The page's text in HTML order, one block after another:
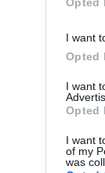
I want
Opted
I want
Opted
I want
of my
was
Šiuo metu